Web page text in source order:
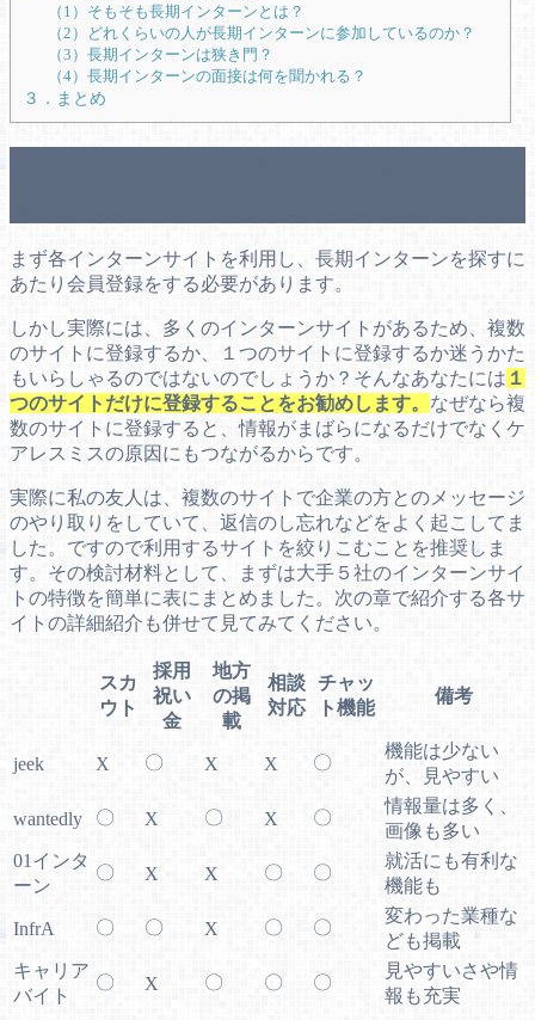
（1）そもそも長期インターンとは？
（2）どれくらいの人が長期インターンに参加しているのか？
（3）長期インターンは狭き門？
（4）長期インターンの面接は何を聞かれる？
３．まとめ
まず各インターンサイトを利用し、長期インターンを探すに
あたり会員登録をする必要があります。
しかし実際には、多くのインターンサイトがあるため、複数
のサイトに登録するか、１つのサイトに登録するか迷うかた
もいらしゃるのではないのでしょうか？そんなあなたには １
つのサイトだけに登録することをお勧めします。 なぜなら複
数のサイトに登録すると、情報がまばらになるだけでなくケ
アレスミスの原因にもつながるからです。
実際に私の友人は、複数のサイトで企業の方とのメッセージ
のやり取りをしていて、返信のし忘れなどをよく起こしてま
した。ですので利用するサイトを絞りこむことを推奨しま
す。その検討材料として、まずは大手５社のインターンサイ
トの特徴を簡単に表にまとめました。次の章で紹介する各サ
イトの詳細紹介も併せて見てみてください。
スカ
ウト
採用
祝い
金
地方
の掲
載
相談
対応
チャッ
ト機能
備考
jeek X 〇 X X 〇
機能は少ない
が、見やすい
wantedly 〇 X 〇 X 〇
情報量は多く、
画像も多い
01インタ
ーン
〇 X X 〇 〇
就活にも有利な
機能も
InfrA 〇 〇 X 〇 〇
変わった業種な
ども掲載
キャリア
バイト
〇 X 〇 〇 〇
見やすいさや情
報も充実